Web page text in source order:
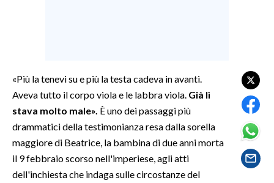
SPETTACOLI
GOSSIP
SALUTE
SARDEGNA TURISMO
«Più la tenevi su e più la testa cadeva in avanti.
Aveva tutto il corpo viola e le labbra viola. Già lì
stava molto male». È uno dei passaggi più
drammatici della testimonianza resa dalla sorella
maggiore di Beatrice, la bambina di due anni morta
il 9 febbraio scorso nell'imperiese, agli atti
dell'inchiesta che indaga sulle circostanze del